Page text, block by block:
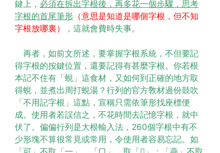
鍵上， 必須在拆出字根後，再多花一個步驟，思考
字根的首尾筆形 （意思是知道是哪個字根，但不知
字根放哪裏）
，這就會費時失事。
再者，如前文所述，要掌握字根系統，不但要記
得字根的按鍵位置，還要記得有甚麼字根。你若根
本記不住有「蜆」這食材，又如何到正確的地方取
得蜆，並煮出周打蜆湯？行列的官方敎材過份鼓吹
「不用記字根」這點，宣稱只需依筆形找座標便
成。使用者若誤信之，不花時間去記憶字根，就中
伏了。偏偏行列是大根輸入法，260個字根中有不
少形塊不算很常見或常用，令使用者容易忘記。如